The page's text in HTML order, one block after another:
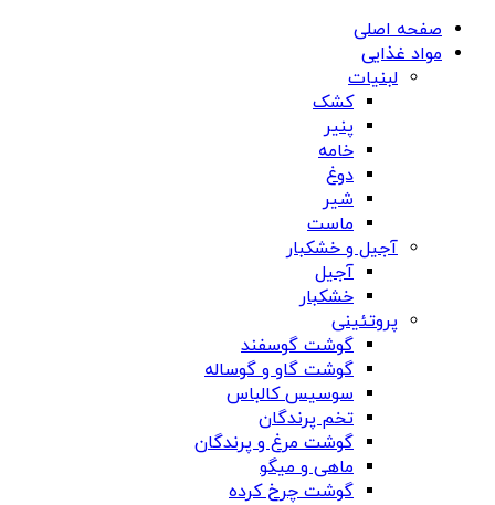
صفحه اصلی
مواد غذایی
لبنیات
کشک
پنیر
خامه
دوغ
شیر
ماست
آجیل و خشکبار
آجیل
خشکبار
پروتئینی
گوشت گوسفند
گوشت گاو و گوساله
سوسیس کالباس
تخم پرندگان
گوشت مرغ و پرندگان
ماهی و میگو
گوشت چرخ کرده